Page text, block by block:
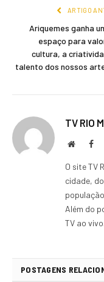
ARTIGO
Ariquemes ganha
espaço para
cultura, a
talento dos nossos
TV RIO
Local
rede
Internet
O site TV
cidade,
Além do
TV ao vivo.
POSTAGENS